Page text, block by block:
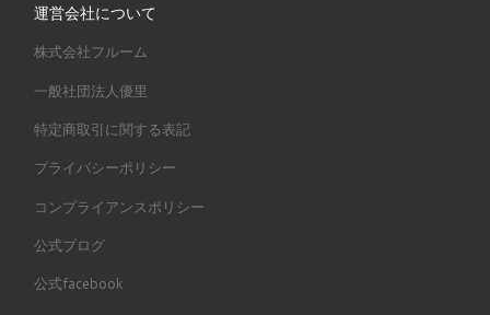
運営会社について
株式会社フルーム
一般社団法人優里
特定商取引に関する表記
プライバシーポリシー
コンプライアンスポリシー
公式ブログ
公式facebook